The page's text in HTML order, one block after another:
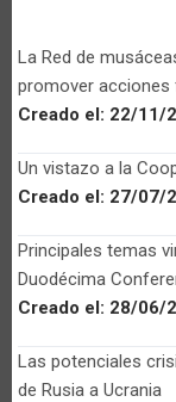
La Red de
promover acciones
Creado el: 22/11/
Un vistazo a la
Creado el: 27/07/
Principales temas
Duodécima
Creado el: 28/06/
Las potenciales
de Rusia a Ucrania